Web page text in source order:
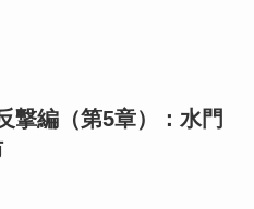
撃編（第5章）：水門